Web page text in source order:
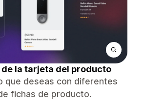
la tarjeta del producto
que deseas con diferentes
fichas de producto.